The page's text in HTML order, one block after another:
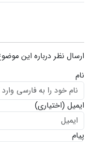
ارسال نظر درباره این
نام
ایمیل (اختیاری)
پیام